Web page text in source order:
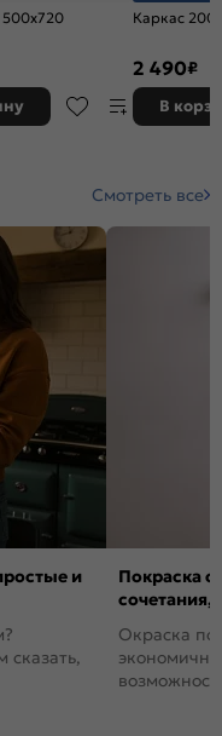
500x720
Каркас
2 490₽
В
Смотреть все
и
сказать,
Покраска
сочетания,
Окраска